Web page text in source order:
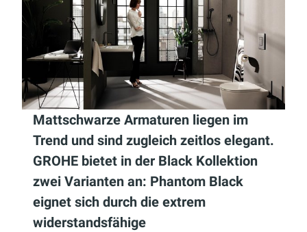
Mattschwarze Armaturen liegen im
Trend und sind zugleich zeitlos elegant.
GROHE bietet in der Black Kollektion
zwei Varianten an: Phantom Black
eignet sich durch die extrem
widerstandsfähige